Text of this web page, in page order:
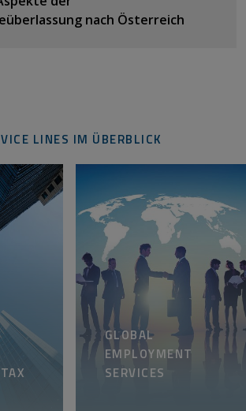
nach Österreich
LINES IM ÜBERBLICK
GLOBAL
EMPLOYMENT
SERVICES